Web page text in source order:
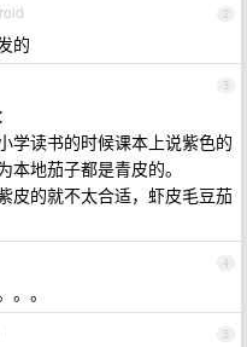
2
的
3
学读书的时候课本上说紫色的
地茄子都是青皮的。
皮的就不太合适，虾皮毛豆茄
4
。
5